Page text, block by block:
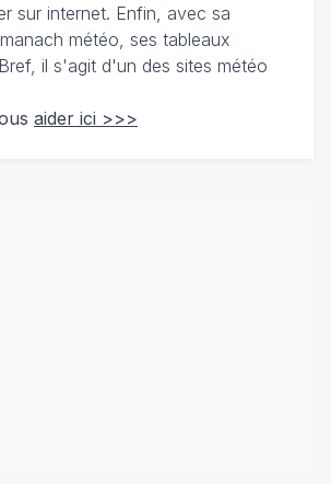
sur internet. Enfin, avec sa
météo, ses tableaux
il s'agit d'un des sites météo
aider ici >>>